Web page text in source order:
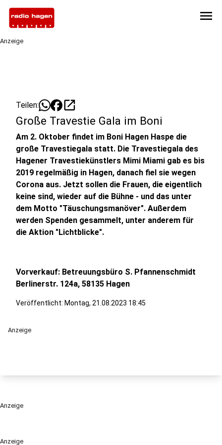
menu
Anzeige
Anzeige
Teilen: open_in_new
Große Travestie Gala im Boni
Am 2. Oktober findet im Boni Hagen Haspe die
große Travestiegala statt. Die Travestiegala des
Hagener Travestiekünstlers Mimi Miami gab es bis
2019 regelmäßig in Hagen, danach fiel sie wegen
Corona aus. Jetzt sollen die Frauen, die eigentlich
keine sind, wieder auf die Bühne - und das unter
dem Motto "Täuschungsmanöver". Außerdem
werden Spenden gesammelt, unter anderem für
die Aktion "Lichtblicke".
Vorverkauf: Betreuungsbüro S. Pfannenschmidt
Berlinerstr. 124a, 58135 Hagen
Veröffentlicht: Montag, 21.08.2023 18:45
Anzeige
Anzeige